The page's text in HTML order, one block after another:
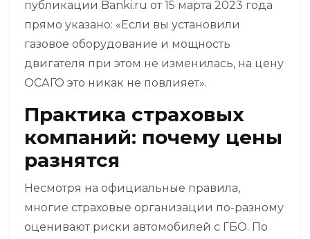
публикации Banki.ru от 15 марта 2023 года
прямо указано: «Если вы установили
газовое оборудование и мощность
двигателя при этом не изменилась, на цену
ОСАГО это никак не повлияет».
Практика страховых
компаний: почему цены
разнятся
Несмотря на официальные правила,
многие страховые организации по-разному
оценивают риски автомобилей с ГБО. По